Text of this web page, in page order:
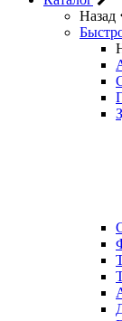
Назад